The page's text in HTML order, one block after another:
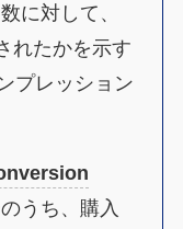
に対して、
れたかを示す
プレッション
うち、購入